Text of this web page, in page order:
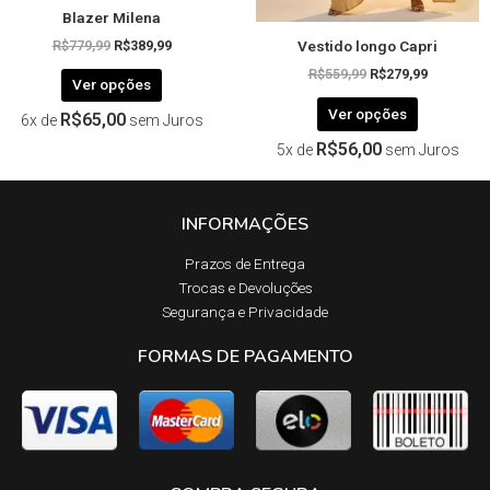
Blazer Milena
R$779,99 R$389,99
Ver opções
produto
6x de R$65,00 sem Juros
Vestido longo Capri
R$559,99 R$279,99
Ver opções
do
produto
5x de R$56,00 sem Juros
INFORMAÇÕES
Prazos de Entrega​
Trocas e Devoluções​
Segurança e Privacidade
FORMAS DE PAGAMENTO